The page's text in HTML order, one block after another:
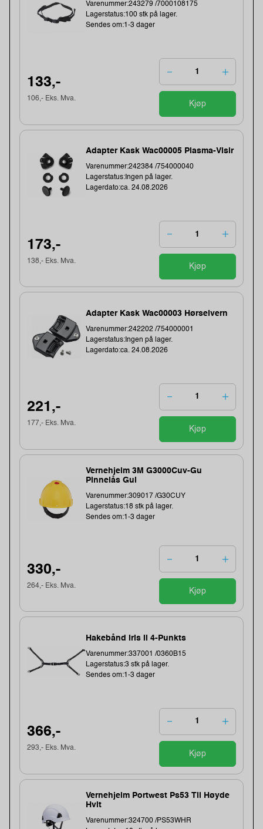
Varenummer:243279 /7000108175
Lagerstatus:100 stk på lager.
Sendes om:1-3 dager
133,-
106,- Eks. Mva.
Kjøp
Adapter Kask Wac00005 Plasma-Visir
Varenummer:242384 /754000040
Lagerstatus:Ingen på lager.
Lagerdato:ca. 24.08.2026
173,-
138,- Eks. Mva.
Kjøp
Adapter Kask Wac00003 Hørselvern
Varenummer:242202 /754000001
Lagerstatus:Ingen på lager.
Lagerdato:ca. 24.08.2026
221,-
177,- Eks. Mva.
Kjøp
Vernehjelm 3M G3000Cuv-Gu
Pinnelås Gul
Varenummer:309017 /G30CUY
Lagerstatus:18 stk på lager.
Sendes om:1-3 dager
330,-
264,- Eks. Mva.
Kjøp
Hakebånd Iris Ii 4-Punkts
Varenummer:337001 /0360B15
Lagerstatus:3 stk på lager.
Sendes om:1-3 dager
366,-
293,- Eks. Mva.
Kjøp
Vernehjelm Portwest Ps53 Til Høyde
Hvit
Varenummer:324700 /PS53WHR